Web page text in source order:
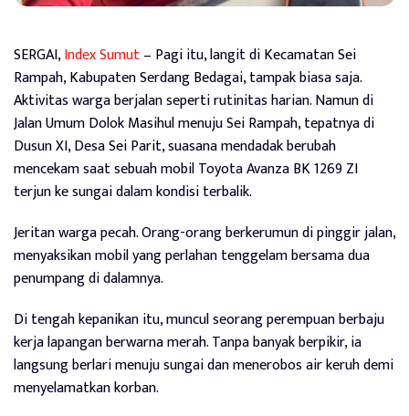
SERGAI,Index Sumut– Pagi itu, langit di Kecamatan Sei
Rampah, Kabupaten Serdang Bedagai, tampak biasa saja.
Aktivitas warga berjalan seperti rutinitas harian. Namun di
Jalan Umum Dolok Masihul menuju Sei Rampah, tepatnya di
Dusun XI, Desa Sei Parit, suasana mendadak berubah
mencekam saat sebuah mobil Toyota Avanza BK 1269 ZI
terjun ke sungai dalam kondisi terbalik.
Jeritan warga pecah. Orang-orang berkerumun di pinggir jalan,
menyaksikan mobil yang perlahan tenggelam bersama dua
penumpang di dalamnya.
Di tengah kepanikan itu, muncul seorang perempuan berbaju
kerja lapangan berwarna merah. Tanpa banyak berpikir, ia
langsung berlari menuju sungai dan menerobos air keruh demi
menyelamatkan korban.